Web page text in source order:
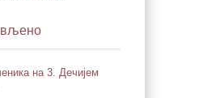
на 3. Дечијем